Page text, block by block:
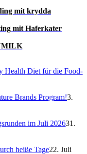
mit krydda
mit Haferkater
Health Diet für die Food-
Brands Program!3.
im Juli 202631.
heiße Tage22. Juli